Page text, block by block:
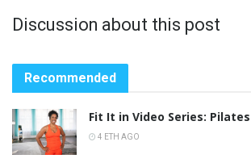
Discussion about this post
Recommended
Fit It in Video Series: Pilates
4 ΈΤΗ AGO